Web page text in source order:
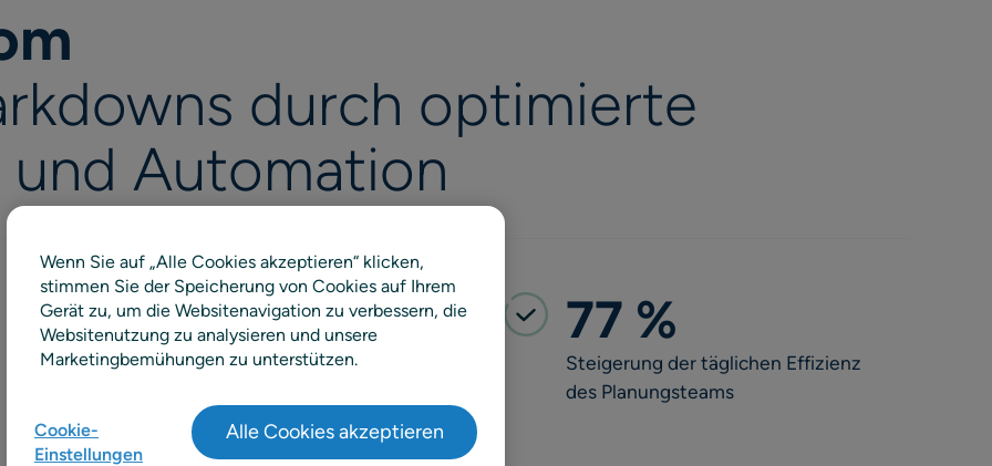
Dansk
durch optimierte
Automation
45 %
Reduktion von Lebensmittelabfall
77 %
Steigerung der täglichen Effizienz
des Planungsteams
Wenn Sie auf „Alle Cookies akzeptieren“ klicken,
stimmen Sie der Speicherung von Cookies auf Ihrem
Gerät zu, um die Websitenavigation zu verbessern, die
Websitenutzung zu analysieren und unsere
Marketingbemühungen zu unterstützen.
Cookie-
Einstellungen
Alle Cookies akzeptieren